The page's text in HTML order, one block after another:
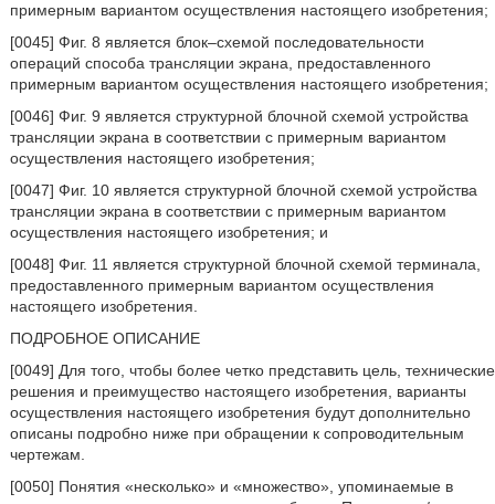
примерным вариантом осуществления настоящего изобретения;
[0045] Фиг. 8 является блок–схемой последовательности
операций способа трансляции экрана, предоставленного
примерным вариантом осуществления настоящего изобретения;
[0046] Фиг. 9 является структурной блочной схемой устройства
трансляции экрана в соответствии с примерным вариантом
осуществления настоящего изобретения;
[0047] Фиг. 10 является структурной блочной схемой устройства
трансляции экрана в соответствии с примерным вариантом
осуществления настоящего изобретения; и
[0048] Фиг. 11 является структурной блочной схемой терминала,
предоставленного примерным вариантом осуществления
настоящего изобретения.
ПОДРОБНОЕ ОПИСАНИЕ
[0049] Для того, чтобы более четко представить цель, технические
решения и преимущество настоящего изобретения, варианты
осуществления настоящего изобретения будут дополнительно
описаны подробно ниже при обращении к сопроводительным
чертежам.
[0050] Понятия «несколько» и «множество», упоминаемые в